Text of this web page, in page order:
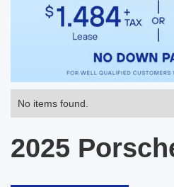
No items found.
2025